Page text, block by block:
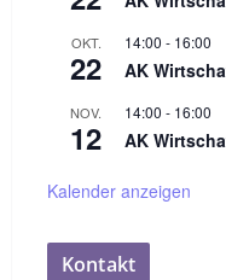
OKT.
22
14:00 - 16:00
AK
NOV.
12
14:00 - 16:00
AK
Kalender anzeigen
Kontakt